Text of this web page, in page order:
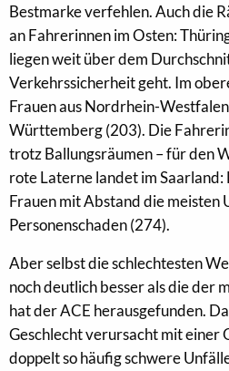
Bestmarke verfehlen. Auch die
an Fahrerinnen im Osten:
liegen weit über dem
Verkehrssicherheit geht. Im
Frauen aus Nordrhein-
Württemberg (203). Die
trotz Ballungsräumen – für den
rote Laterne landet im
Frauen mit Abstand die meisten
Personenschaden (274).
Aber selbst die schlechtesten
noch deutlich besser als die der
hat der ACE herausgefunden.
Geschlecht verursacht mit einer
doppelt so häufig schwere